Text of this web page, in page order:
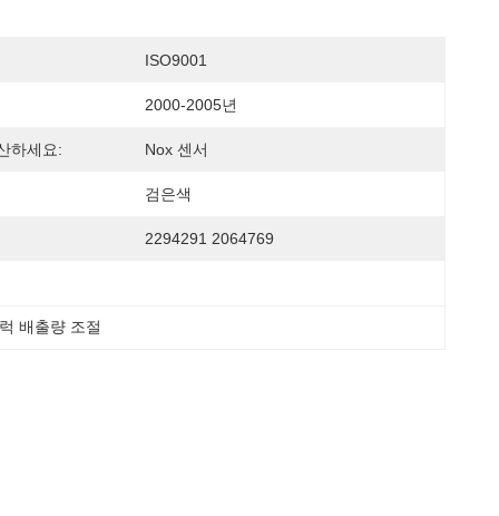
ISO9001
2000-2005년
하세요: Nox 센서
검은색
2294291 2064769
배출량 조절